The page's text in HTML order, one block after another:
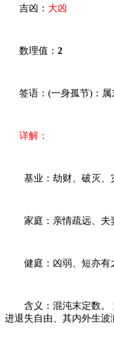
吉凶： 大凶
数理值： 2
签语：(一身孤节)：属
详解：
基业：劫财、破灭、灾
家庭：亲情疏远、夫妻
健庭：凶弱、短亦有之
含义：混沌末定数。
进退失自由、其内外生波